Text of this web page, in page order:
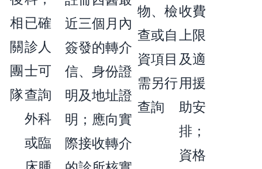
相
關
團
隊
已確
診人
士可
查詢
外科
或臨
近三個月內
簽發的轉介
信、身份證
明及地址證
明；應向實
際接收轉介
物、檢
查或自
資項目
需另行
查詢
收費
上限
及適
用援
助安
排；
資格